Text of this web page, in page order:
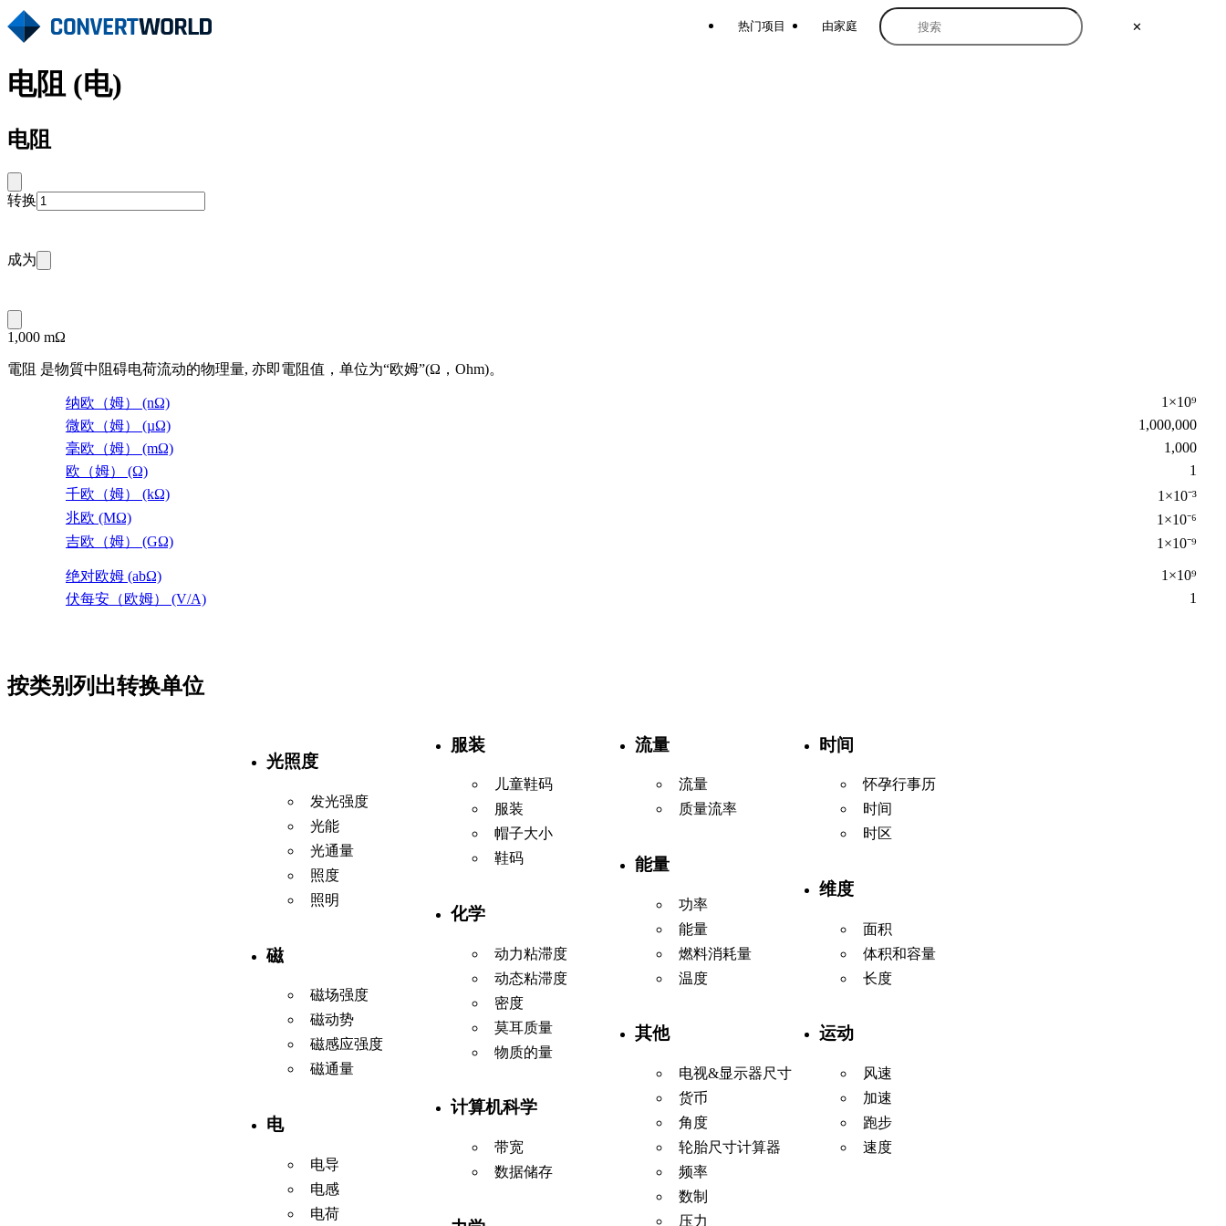
✕
热门项目 由家庭
电阻 (电)
电阻
转换
成为
1,000 mΩ
電阻 是物質中阻碍电荷流动的物理量, 亦即電阻值，单位为“欧姆”(Ω，Ohm)。
纳欧（姆） (nΩ)
1×10⁹
微欧（姆） (µΩ)
1,000,000
毫欧（姆） (mΩ)
1,000
欧（姆） (Ω)
1
千欧（姆） (kΩ)
1×10⁻³
兆欧 (MΩ)
1×10⁻⁶
吉欧（姆） (GΩ)
1×10⁻⁹
绝对欧姆 (abΩ)
1×10⁹
伏每安（欧姆） (V/A)
1
按类别列出转换单位
光照度
发光强度
光能
光通量
照度
照明
磁
磁场强度
磁动势
磁感应强度
磁通量
电
电导
电感
电荷
服装
儿童鞋码
服装
帽子大小
鞋码
化学
动力粘滞度
动态粘滞度
密度
莫耳质量
物质的量
计算机科学
带宽
数据储存
流量
流量
质量流率
能量
功率
能量
燃料消耗量
温度
其他
电视&显示器尺寸
货币
角度
轮胎尺寸计算器
频率
数制
压力
时间
怀孕行事历
时间
时区
维度
面积
体积和容量
长度
运动
风速
加速
跑步
速度